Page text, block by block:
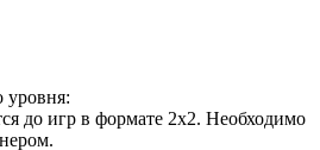
уровня:
до игр в формате 2х2. Необходимо